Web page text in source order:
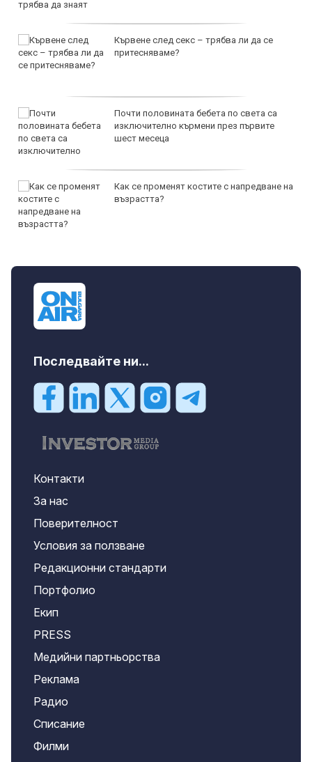
Кървене след секс – трябва ли да се
притесняваме?
Почти половината бебета по света са
изключително кърмени през първите
шест месеца
Как се променят костите с напредване на
възрастта?
Последвайте ни...
Контакти
За нас
Поверителност
Условия за ползване
Редакционни стандарти
Портфолио
Екип
PRESS
Медийни партньорства
Реклама
Радио
Списание
Филми